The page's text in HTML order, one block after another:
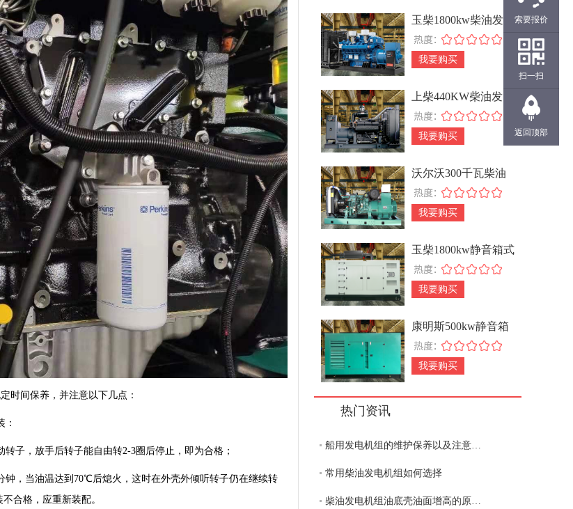
间保养，并注意以下几点：
，放手后转子能自由转2-3圈后停止，即为合格；
，当油温达到70℃后熄火，这时在外壳外倾听转子仍在继续转
合格，应重新装配。
玉柴1800kw柴油发电
机组
我要购买
上柴440KW柴油发电
机组
我要购买
沃尔沃300千瓦柴油
发电机组
我要购买
玉柴1800kw静音箱式
柴油发电机组
我要购买
康明斯500kw静音箱
式发电机组
我要购买
热门资讯
船用发电机组的维护保养以及注意事项
常用柴油发电机组如何选择
柴油发电机组油底壳油面增高的原因及解决办法
索要报价
扫一扫
返回顶部